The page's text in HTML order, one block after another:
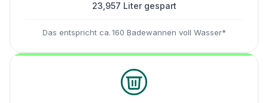
23,957 Liter gespart
Das entspricht ca. 160 Badewannen voll Wasser*